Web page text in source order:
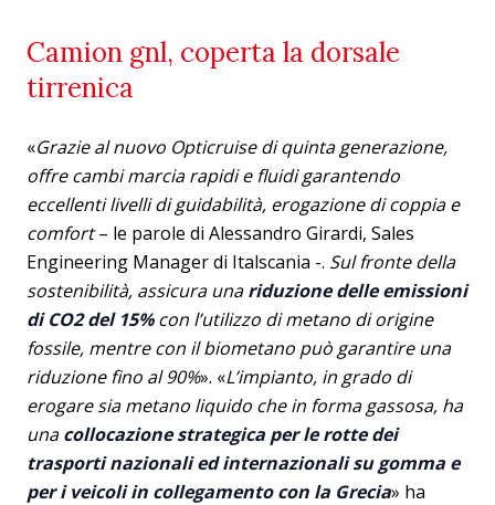
Camion gnl, coperta la dorsale
tirrenica
«Grazie al nuovo Opticruise di quinta generazione,
offre cambi marcia rapidi e fluidi garantendo
eccellenti livelli di guidabilità, erogazione di coppia e
comfort– le parole di Alessandro Girardi, Sales
Engineering Manager di Italscania -. Sul fronte della
sostenibilità, assicura unariduzione delle emissioni
di CO2 del 15%con l’utilizzo di metano di origine
fossile, mentre con il biometano può garantire una
riduzione fino al 90%». «L’impianto, in grado di
erogare sia metano liquido che in forma gassosa, ha
unacollocazione strategica per le rotte dei
trasporti nazionali ed internazionali su gomma e
per i veicoli in collegamento con la Grecia» ha